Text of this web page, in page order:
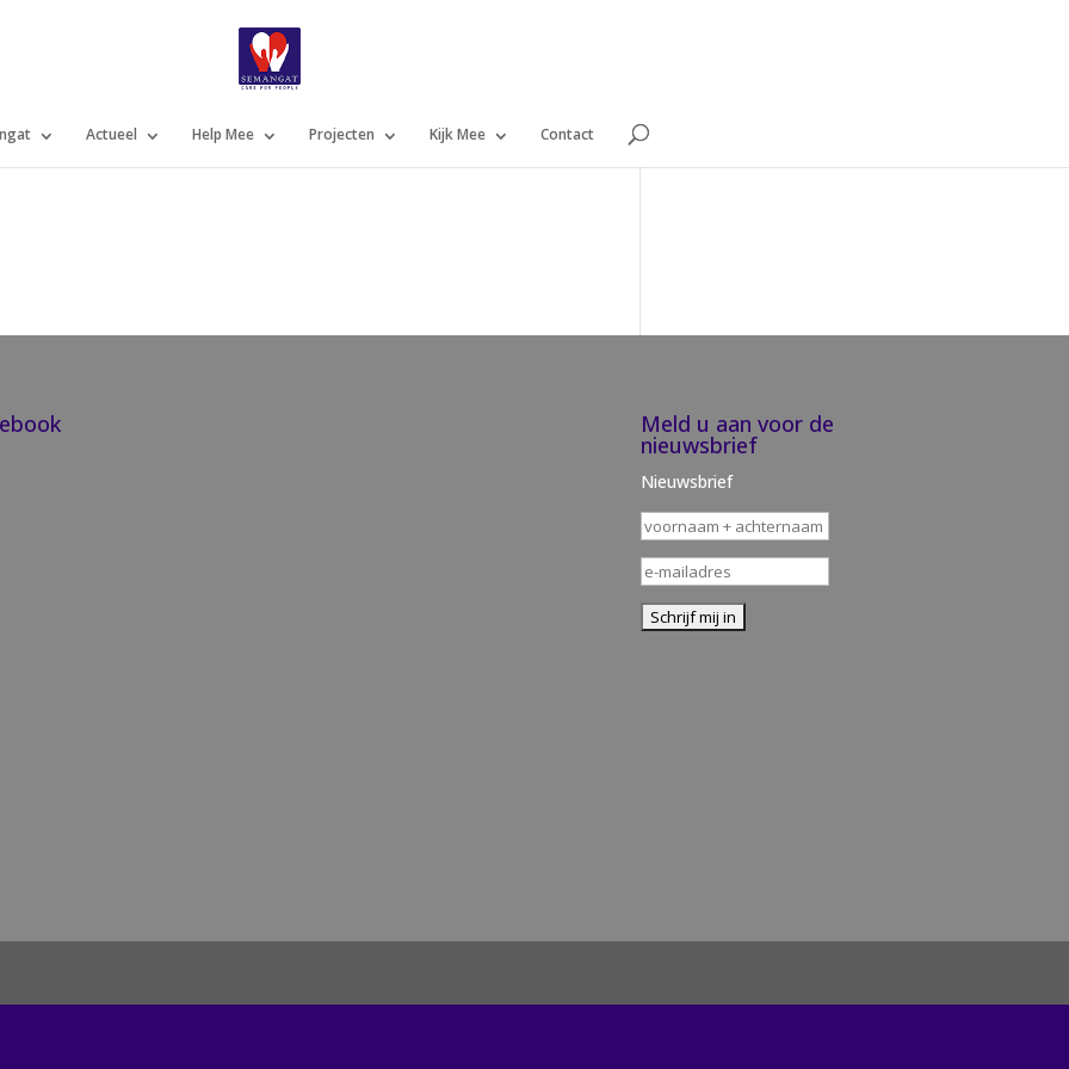
Actueel Help Mee Projecten Kijk Mee Contact
Meld u aan voor de
nieuwsbrief
Nieuwsbrief